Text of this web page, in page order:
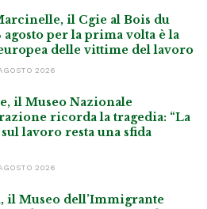
il Cgie al Bois du
agosto per la prima volta è la
delle vittime del lavoro
2026
il Museo Nazionale
ricorda la tragedia: “La
lavoro resta una sfida
2026
il Museo dell’Immigrante